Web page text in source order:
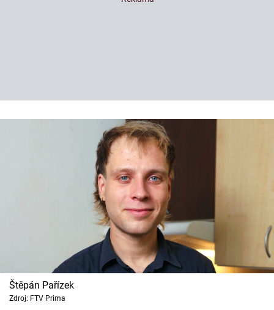
Štěpán Pařízek
Zdroj: FTV Prima